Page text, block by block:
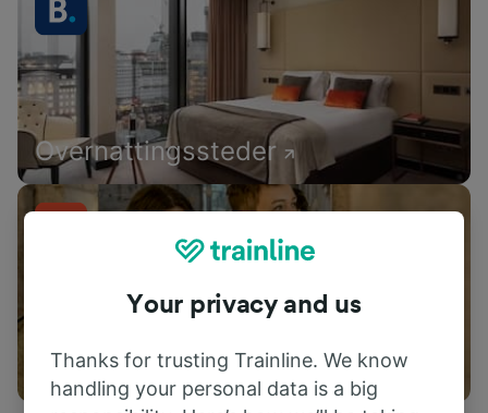
Overnattingssteder
Aktiviteter
Your privacy and us
Thanks for trusting Trainline. We know
handling your personal data is a big